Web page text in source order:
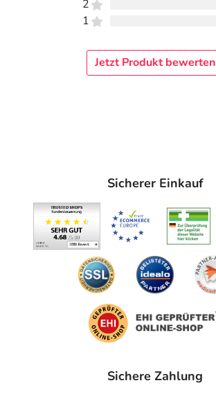
2
1
Jetzt Produkt bewerten
Sicherer Einkauf
Sichere Zahlung